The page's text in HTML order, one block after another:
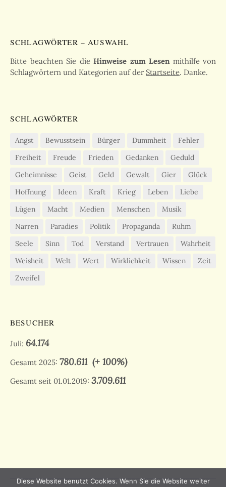
SCHLAGWÖRTER – AUSWAHL
Bitte beachten Sie dieHinweise zum Lesenmithilfe von
Schlagwörtern und Kategorien auf der Startseite. Danke.
SCHLAGWÖRTER
Angst Bewusstsein Bürger Dummheit
Fehler
Freiheit
Freude Frieden Gedanken
Geduld
Geheimnisse
Geist Geld Gewalt Gier
Glück
Hoffnung
Ideen Kraft Krieg Leben
Liebe
Lügen
Macht Medien Menschen
Musik
Narren
Paradies Politik Propaganda
Ruhm
Seele
Sinn Tod Verstand Vertrauen
Wahrheit
Weisheit
Welt Wert Wirklichkeit Wissen
Zeit
Zweifel
BESUCHER
Juli: 64.174
Gesamt 2025: 780.611(+ 100%)
Gesamt seit 01.01.2019: 3.709.611
Diese Website benutzt Cookies. Wenn Sie die Website weiter